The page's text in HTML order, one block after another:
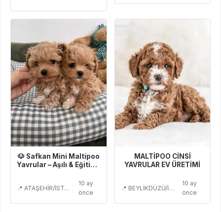
🐶 Safkan Mini Maltipoo
Yavrular – Aşılı & Eğitimli
📍 ATAŞEHİR/İSTANBUL
10 ay
önce
MALTİPOO CİNSİ
YAVRULAR EV ÜRETİMİ
📍 BEYLİKDÜZÜ/İSTANBUL
10 ay
önce